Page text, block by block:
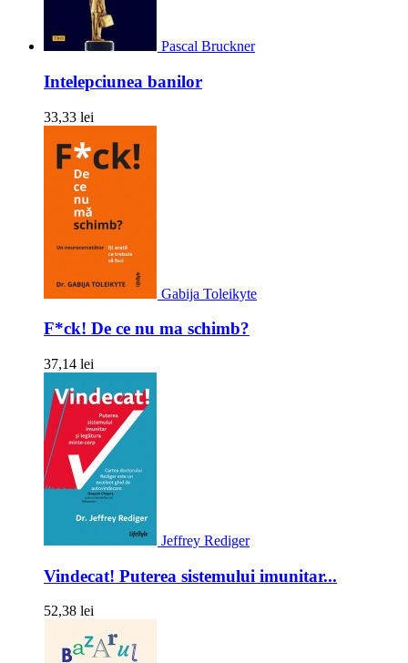
Pascal Bruckner
Intelepciunea banilor
33,33 lei
Gabija Toleikyte
F*ck! De ce nu ma schimb?
37,14 lei
Jeffrey Rediger
Vindecat! Puterea sistemului imunitar...
52,38 lei